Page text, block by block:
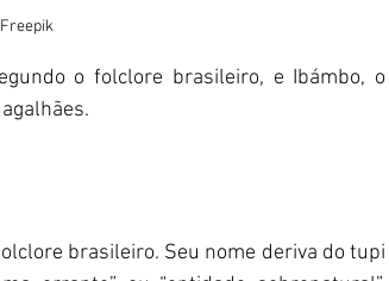
o folclore brasileiro, e Ibámbo, o